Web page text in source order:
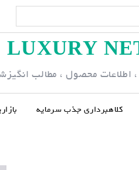
LUXURY
اطلاعات محصول ، مطالب
کلاهبرداری جذب سرمایه